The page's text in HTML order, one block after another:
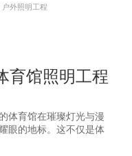
户外照明工程
育馆照明工程
体育馆在璀璨灯光与漫
眼的地标。这不仅是体